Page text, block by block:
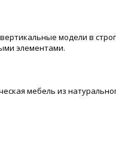
модели в
элементами.
мебель из